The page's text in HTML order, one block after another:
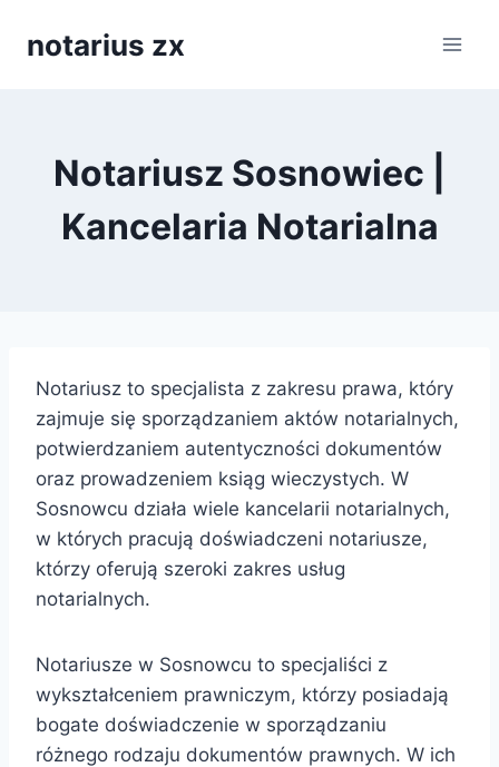
notarius zx
Notariusz Sosnowiec |
Kancelaria Notarialna
Notariusz to specjalista z zakresu prawa, który
zajmuje się sporządzaniem aktów notarialnych,
potwierdzaniem autentyczności dokumentów
oraz prowadzeniem ksiąg wieczystych. W
Sosnowcu działa wiele kancelarii notarialnych,
w których pracują doświadczeni notariusze,
którzy oferują szeroki zakres usług
notarialnych.
Notariusze w Sosnowcu to specjaliści z
wykształceniem prawniczym, którzy posiadają
bogate doświadczenie w sporządzaniu
różnego rodzaju dokumentów prawnych. W ich